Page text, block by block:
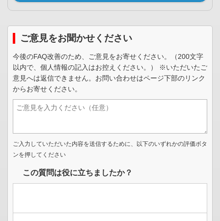
ご意見をお聞かせください
今後のFAQ改善のため、ご意見をお寄せください。（200文字
以内で、個人情報の記入はお控えください。） ※いただいたご
意見へは返信できません。お問い合わせはページ下部のリンク
からお寄せください。
ご入力していただいた内容を送信するために、以下のいずれかの評価ボタ
ンを押してください
この質問は役に立ちましたか？